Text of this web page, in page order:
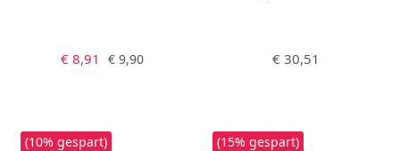
Verkaufspreis:
€ 8,91 Regulärer Preis:
€ 9,90 Regulärer Preis:
€ 30,51
(10% gespart) (15% gespart)